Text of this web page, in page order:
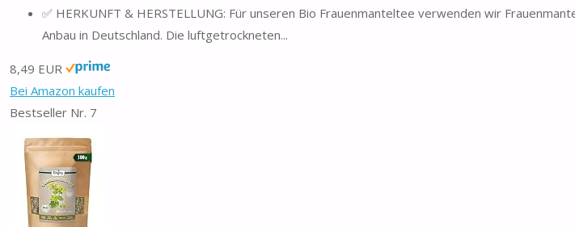
✅ HERKUNFT & HERSTELLUNG: Für unseren Bio Frauenmanteltee verwenden wir
Anbau in Deutschland. Die luftgetrockneten...
8,49 EUR
Bei Amazon kaufen
Bestseller Nr. 7